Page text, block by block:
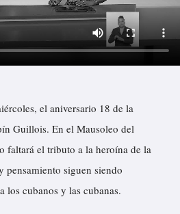
el aniversario 18 de la
Guillois. En el Mausoleo del
faltará el tributo a la heroína de la
pensamiento siguen siendo
los cubanos y las cubanas.